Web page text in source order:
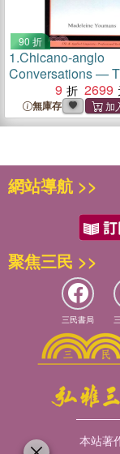
90 折
1.Chicano-anglo
Conversations —
Honesty, and
9 2699
無庫存
網站導航 >>
聚焦三民 >>
三民書局
本站著